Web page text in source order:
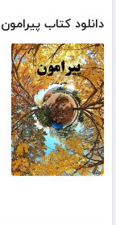
دانلود کتاب پیرامون